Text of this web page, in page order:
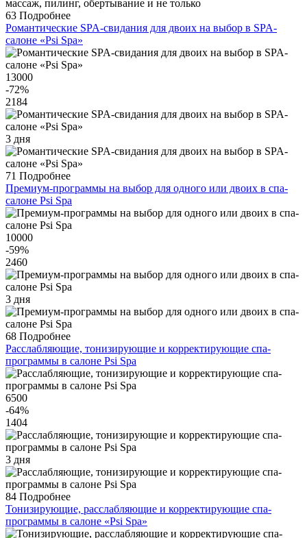
63 Подробнее
Романтические SPA-свидания для двоих на выбор в SPA-
салоне «Psi Spa»
13000
-72%
2184
3 дня
71 Подробнее
Премиум-программы на выбор для одного или двоих в спа-
салоне Psi Spa
10000
-59%
2460
3 дня
68 Подробнее
Расслабляющие, тонизирующие и корректирующие спа-
программы в салоне Psi Spa
6500
-64%
1404
3 дня
84 Подробнее
Тонизирующие, расслабляющие и корректирующие спа-
программы в салоне «Psi Spa»